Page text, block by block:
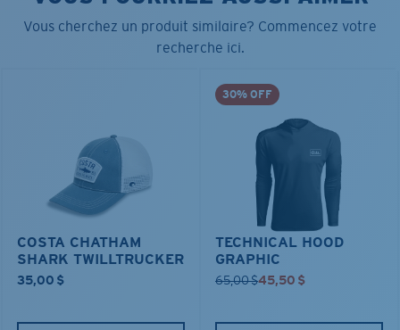
Vous cherchez un produit similaire? Commencez votre
recherche ici.
COSTA CHATHAM
SHARK TWILLTRUCKER
35,00 $
30% OFF
TECHNICAL HOOD
GRAPHIC
65,00 $45,50 $